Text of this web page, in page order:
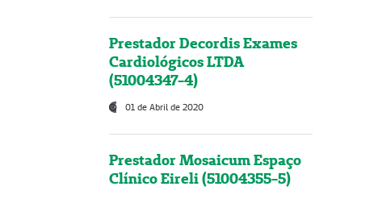
Prestador Decordis Exames
Cardiológicos LTDA
(51004347-4)
01 de Abril de 2020
Prestador Mosaicum Espaço
Clínico Eireli (51004355-5)